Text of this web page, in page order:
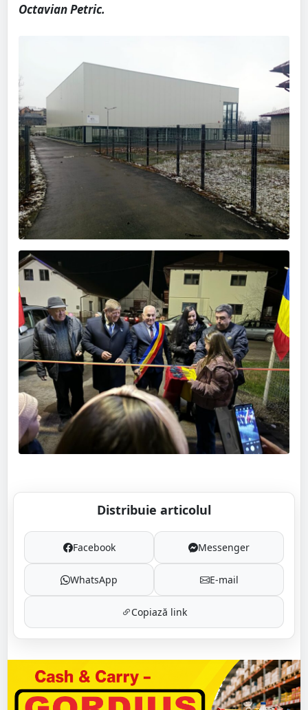
Octavian Petric.
Distribuie articolul
Facebook Messenger
WhatsApp E-mail
Copiază link